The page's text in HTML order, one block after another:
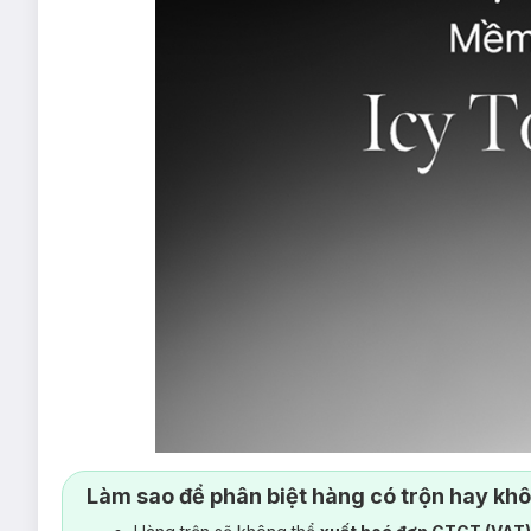
Làm sao để phân biệt hàng có trộn hay